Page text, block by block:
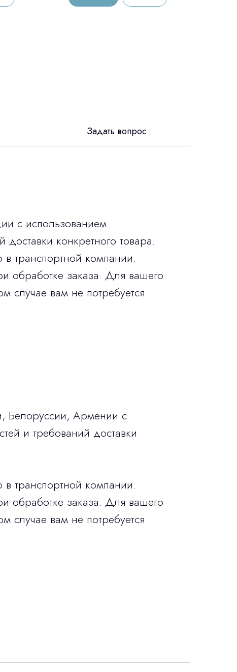
Задать вопрос
с использованием
конкретного товара.
в транспортной компании.
обработке заказа. Для вашего
случае вам не потребуется
Белоруссии, Армении с
и требований доставки
в транспортной компании.
обработке заказа. Для вашего
случае вам не потребуется